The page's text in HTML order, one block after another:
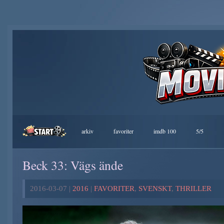
arkiv favoriter imdb 100 5/5
Beck 33: Vägs ände
2016-03-07 | 2016 | FAVORITER, SVENSKT, THRILLER